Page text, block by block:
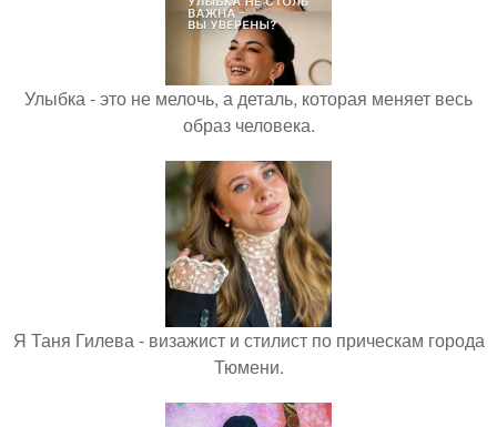
Улыбка - это не мелочь, а деталь, которая меняет весь
образ человека.
Я Таня Гилева - визажист и стилист по прическам города
Тюмени.